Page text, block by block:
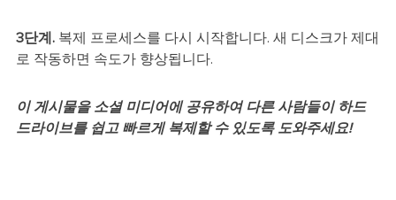
3단계.복제 프로세스를 다시 시작합니다. 새 디스크가 제대
로 작동하면 속도가 향상됩니다.
이 게시물을 소셜 미디어에 공유하여 다른 사람들이 하드
드라이브를 쉽고 빠르게 복제할 수 있도록 도와주세요!